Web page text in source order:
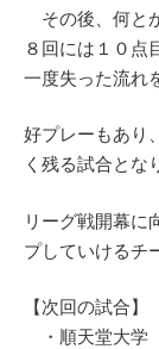
その後、何と
８回には１０点
一度失った流れ
好プレーもあり
く残る試合とな
リーグ戦開幕に
プしていけるチ
【次回の試合】
・順天堂大学